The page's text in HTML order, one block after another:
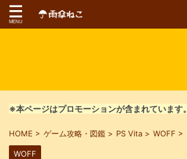
※本ページはプロモーションが含まれています。
HOME > ゲーム攻略・図鑑 > PS Vita > WOFF >
WOFF